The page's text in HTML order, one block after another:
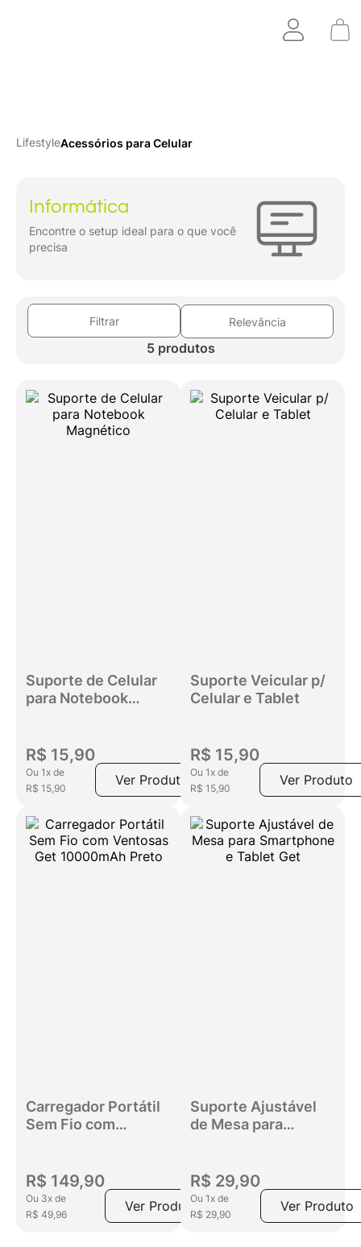
LifestyleAcessórios para Celular
Informática
Encontre o setup ideal para o que você
precisa
Filtrar Relevância
5 produtos
Suporte de Celular
para Notebook
R$ 15,90
Ou 1x de
R$ 15,90
Ver Produto
Suporte Veicular p/
Celular e Tablet
R$ 15,90
Ou 1x de
R$ 15,90
Ver Produto
Carregador Portátil
Sem Fio com
R$ 149,90
Ou 3x de
R$ 49,96
Ver Produto
Suporte Ajustável
de Mesa para
R$ 29,90
Ou 1x de
R$ 29,90
Ver Produto